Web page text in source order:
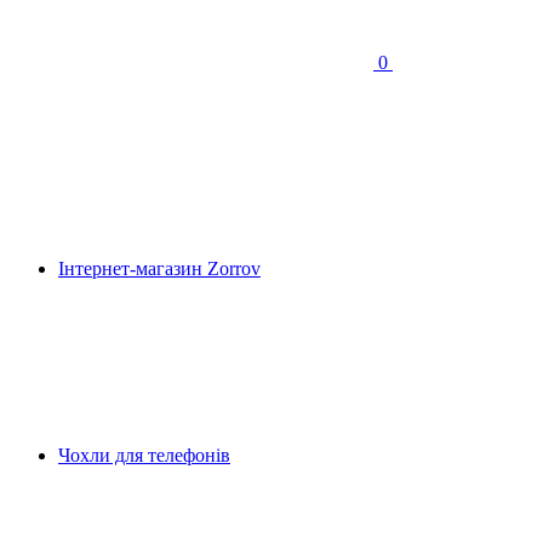
0
Інтернет-магазин Zorrov
Чохли для телефонів